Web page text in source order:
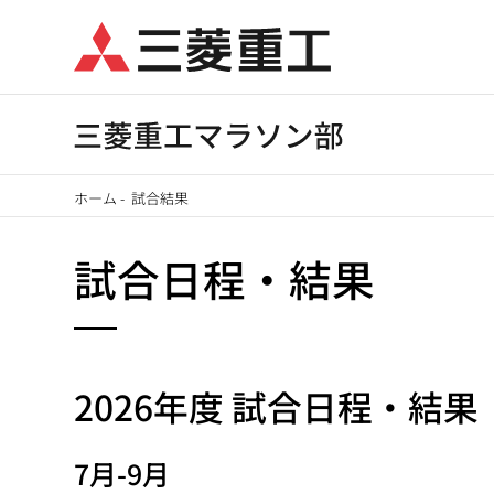
テ
ン
ホーム -試合結果
試合日程・結果
2026年度 試合日程・結果
7月-9月